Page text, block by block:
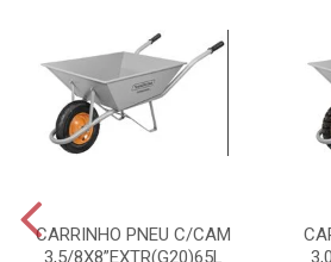
CARRINHO PNEU C/CAM
3,5/8X8”EXTR(G20)65L